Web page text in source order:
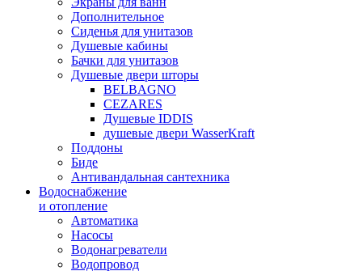
Дополнительное
Сиденья для унитазов
Душевые кабины
Бачки для унитазов
Душевые двери шторы
BELBAGNO
CEZARES
Душевые IDDIS
душевые двери WasserKraft
Поддоны
Биде
Антивандальная сантехника
Водоснабжение
и отопление
Автоматика
Насосы
Водонагреватели
Водопровод